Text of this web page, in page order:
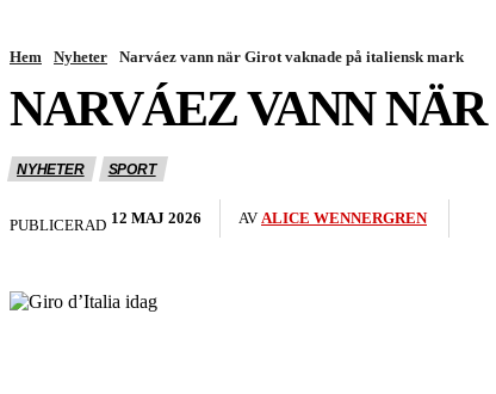
Hem Nyheter Narváez vann när Girot vaknade på italiensk mark
NARVÁEZ VANN
NYHETER SPORT
PUBLICERAD 12 MAJ 2026 AV ALICE WENNERGREN